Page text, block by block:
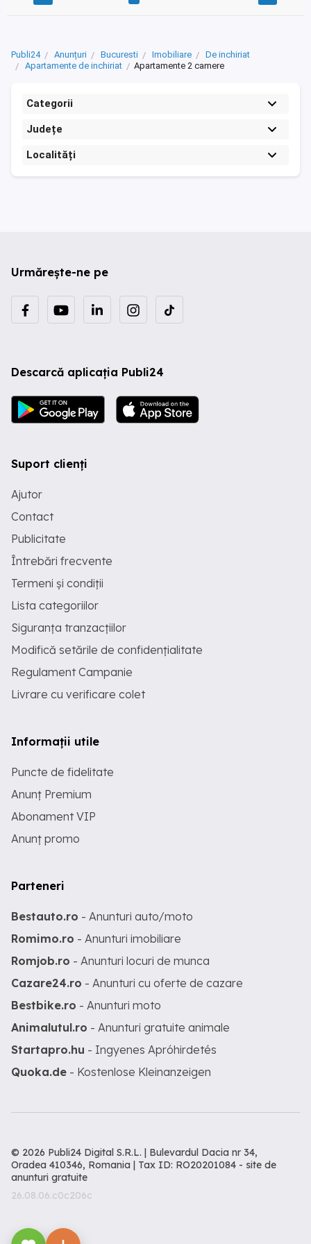
Publi24 Anunțuri Bucuresti Imobiliare
De inchiriat
Apartamente de inchiriat
Apartamente 2 camere
Categorii
Județe
Localități
Urmărește-ne pe
Descarcă aplicația Publi24
Suport clienți
Ajutor
Contact
Publicitate
Întrebări frecvente
Termeni și condiții
Lista categoriilor
Siguranța tranzacțiilor
Modifică setările de confidențialitate
Regulament Campanie
Livrare cu verificare colet
Informații utile
Puncte de fidelitate
Anunț Premium
Abonament VIP
Anunț promo
Parteneri
Bestauto.ro - Anunturi auto/moto
Romimo.ro - Anunturi imobiliare
Romjob.ro - Anunturi locuri de munca
Cazare24.ro - Anunturi cu oferte de cazare
Bestbike.ro - Anunturi moto
Animalutul.ro - Anunturi gratuite animale
Startapro.hu - Ingyenes Apróhirdetés
Quoka.de - Kostenlose Kleinanzeigen
© 2026 Publi24 Digital S.R.L. | Bulevardul Dacia nr 34,
Oradea 410346, Romania | Tax ID: RO20201084 - site de
anunturi gratuite
26.08.06.c0c206c